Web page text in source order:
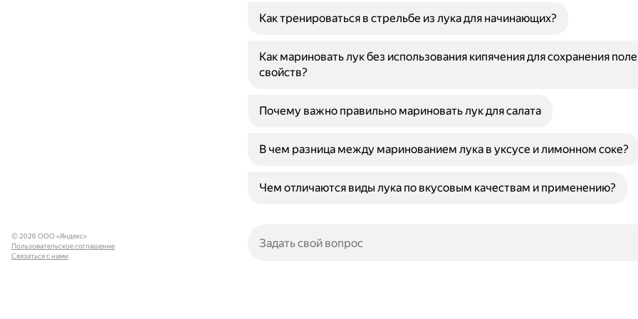
Как тренироваться в стрельбе из лука для начинающих?
Как мариновать лук без использования кипячения для сохранения
свойств?
Почему важно правильно мариновать лук для салата
В чем разница между маринованием лука в уксусе и лимонном соке?
Чем отличаются виды лука по вкусовым качествам и применению?
© 2026 ООО «Яндекс»
Пользовательское соглашение
Связаться с нами